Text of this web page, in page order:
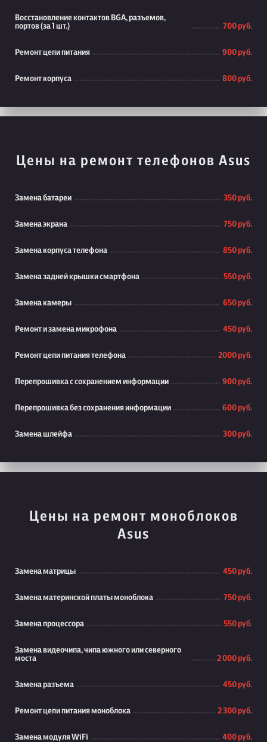
Восстановление контактов BGA, разъемов,
портов (за 1 шт.)
700 руб.
Ремонт цепи питания 900 руб.
Ремонт корпуса 800 руб.
Цены на ремонт телефонов Asus
Замена батареи 350 руб.
Замена экрана 750 руб.
Замена корпуса телефона 850 руб.
Замена задней крышки смартфона 550 руб.
Замена камеры 650 руб.
Ремонт и замена микрофона 450 руб.
Ремонт цепи питания телефона 2000 руб.
Перепрошивка с сохранением информации 900 руб.
Перепрошивка без сохранения информации 600 руб.
Замена шлейфа 300 руб.
Цены на ремонт моноблоков
Asus
Замена матрицы 450 руб.
Замена материнской платы моноблока 750 руб.
Замена процессора 550 руб.
Замена видеочипа, чипа южного или северного
моста
2 000 руб.
Замена разъема 450 руб.
Ремонт цепи питания моноблока 2 300 руб.
Замена модуля WiFi 400 руб.